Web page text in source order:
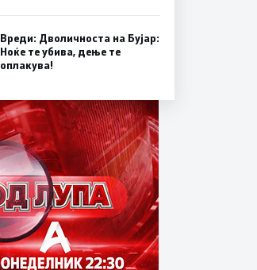
Вреди: Дволичноста на Бујар:
Ноќе те убива, дење те
оплакува!